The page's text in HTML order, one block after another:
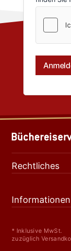
Rechtliches
Informationen
* Inklusive MwSt.
zuzüglich